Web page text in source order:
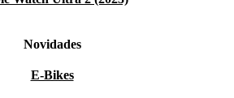
Novidades
E-Bikes